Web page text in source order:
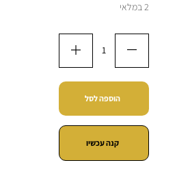
2 במלאי
הוספה לסל
קנה עכשיו